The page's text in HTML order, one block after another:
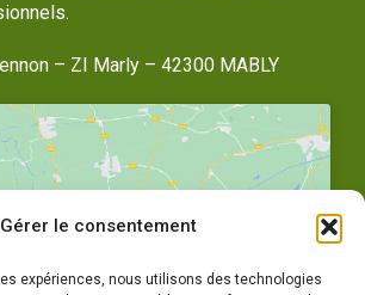
Gérer le consentement
expériences, nous utilisons des technologies
– ZI Marly – 42300 MABLY
et activer ce contenu